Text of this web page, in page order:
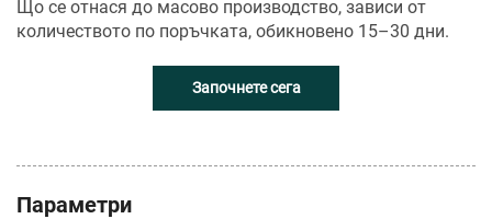
Що се отнася до масово производство, зависи от
количеството по поръчката, обикновено 15–30 дни.
Започнете сега
Параметри